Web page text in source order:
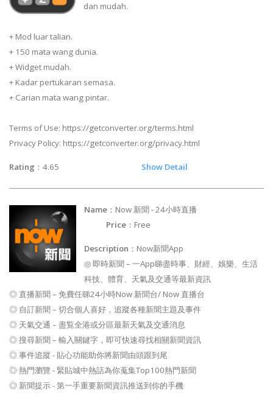
dan mudah.
+ Mod luar talian.
+ 150 mata wang dunia.
+ Widget mudah.
+ Kadar pertukaran semasa.
+ Carian mata wang pintar.
Terms of Use: https://getconverter.org/terms.html
Privacy Policy: https://getconverter.org/privacy.html
Rating ：4.65 Show Detail
Name ：Now 新聞 - 24小時直播
Price ：Free
Description ：Now新聞App
◎ 即時新聞 – 一App睇盡時事、財經、娛樂、生活
科技、體育、天氣及交通等最新資訊
◎ 直播新聞 – 免費任睇24小時Now 新聞台/ Now 直播台
◎ 自訂新聞 – 切合個人喜好，追蹤各種新聞主題及事件
◎ 天氣交通 – 盡覧全港或分區最新天氣及交通消息
◎ 搜尋新聞 – 輸入關鍵字，即可快速尋找相關新聞資訊
◎ 事件追蹤 - 貼心功能助你將新聞由頭跟到尾
◎ 熱門瀏覽 - 緊貼城中熱話為你蒐集Top100熱門新聞
◎ 新聞提示 - 第一手重要新聞資訊推送到你的手機